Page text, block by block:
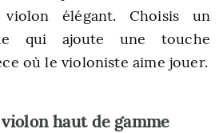
élégant. Choisis un
qui ajoute une touche
où le violoniste aime jouer.
haut de gamme